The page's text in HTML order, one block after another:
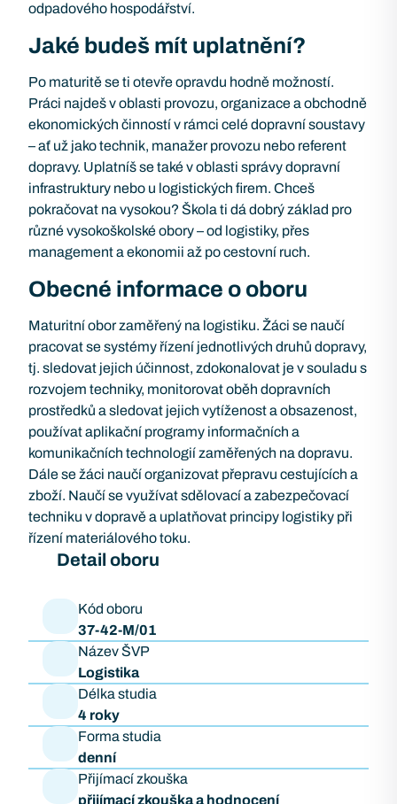
odpadového hospodářství.
Jaké budeš mít uplatnění?
Po maturitě se ti otevře opravdu hodně možností.
Práci najdeš v oblasti provozu, organizace a obchodně
ekonomických činností v rámci celé dopravní soustavy
– ať už jako technik, manažer provozu nebo referent
dopravy. Uplatníš se také v oblasti správy dopravní
infrastruktury nebo u logistických firem. Chceš
pokračovat na vysokou? Škola ti dá dobrý základ pro
různé vysokoškolské obory – od logistiky, přes
management a ekonomii až po cestovní ruch.
Obecné informace o oboru
Maturitní obor zaměřený na logistiku. Žáci se naučí
pracovat se systémy řízení jednotlivých druhů dopravy,
tj. sledovat jejich účinnost, zdokonalovat je v souladu s
rozvojem techniky, monitorovat oběh dopravních
prostředků a sledovat jejich vytíženost a obsazenost,
používat aplikační programy informačních a
komunikačních technologií zaměřených na dopravu.
Dále se žáci naučí organizovat přepravu cestujících a
zboží. Naučí se využívat sdělovací a zabezpečovací
techniku v dopravě a uplatňovat principy logistiky při
řízení materiálového toku.
Detail oboru
Kód oboru
37-42-M/01
Název ŠVP
Logistika
Délka studia
4 roky
Forma studia
denní
Přijímací zkouška
přijímací zkouška a hodnocení